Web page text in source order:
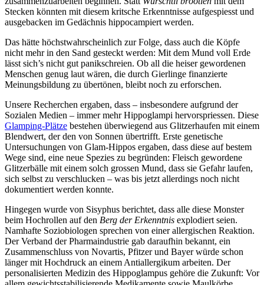
Stecken könnten mit diesem kritsche Erkenntnisse aufgespiesst und
ausgebacken im Gedächnis hippocampiert werden.
Das hätte höchstwahrscheinlich zur Folge, dass auch die Köpfe
nicht mehr in den Sand gesteckt werden: Mit dem Mund voll Erde
lässt sich’s nicht gut panikschreien. Ob all die heiser gewordenen
Menschen genug laut wären, die durch Gierlinge finanzierte
Meinungsbildung zu übertönen, bleibt noch zu erforschen.
Unsere Recherchen ergaben, dass – insbesondere aufgrund der
Sozialen Medien – immer mehr Hippoglampi hervorspriessen. Diese
Glamping-Plätze bestehen überwiegend aus Glitzerhaufen mit einem
Blendwert, der den von Sonnen übertrifft. Erste genetische
Untersuchungen von Glam-Hippos ergaben, dass diese auf bestem
Wege sind, eine neue Spezies zu begründen: Fleisch gewordene
Glitzerbälle mit einem solch grossen Mund, dass sie Gefahr laufen,
sich selbst zu verschlucken – was bis jetzt allerdings noch nicht
dokumentiert werden konnte.
Hingegen wurde von Sisyphus berichtet, dass alle diese Monster
beim Hochrollen auf den Berg der Erkenntnis explodiert seien.
Namhafte Soziobiologen sprechen von einer allergischen Reaktion.
Der Verband der Pharmaindustrie gab daraufhin bekannt, ein
Zusammenschluss von Novartis, Pfitzer und Bayer würde schon
länger mit Hochdruck an einem Antiallergikum arbeiten. Der
personalisierten Medizin des Hippoglampus gehöre die Zukunft: Vor